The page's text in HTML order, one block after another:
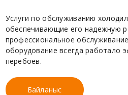
Услуги по обслуживанию
обеспечивающие его надежную
профессиональное
оборудование всегда работало
перебоев.
Байланыс